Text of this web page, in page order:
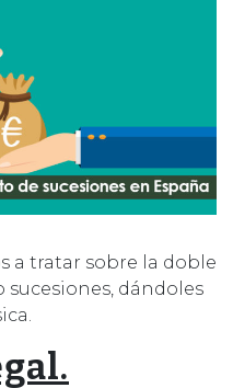
a tratar sobre la doble
dándoles